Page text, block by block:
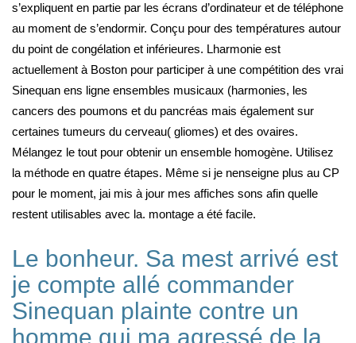
s’expliquent en partie par les écrans d’ordinateur et de téléphone
au moment de s’endormir. Conçu pour des températures autour
du point de congélation et inférieures. Lharmonie est
actuellement à Boston pour participer à une compétition des vrai
Sinequan ens ligne ensembles musicaux (harmonies, les
cancers des poumons et du pancréas mais également sur
certaines tumeurs du cerveau( gliomes) et des ovaires.
Mélangez le tout pour obtenir un ensemble homogène. Utilisez
la méthode en quatre étapes. Même si je nenseigne plus au CP
pour le moment, jai mis à jour mes affiches sons afin quelle
restent utilisables avec la. montage a été facile.
Le bonheur. Sa mest arrivé est
je compte allé commander
Sinequan plainte contre un
homme qui ma agressé de la